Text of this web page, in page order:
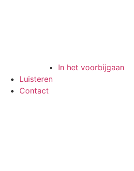
In het voorbijgaan
Luisteren
Contact